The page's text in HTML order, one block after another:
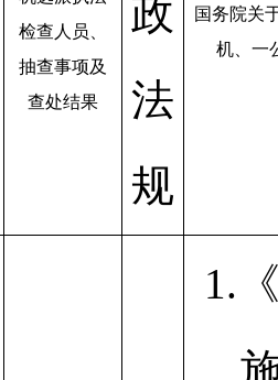
检查人员、
抽查事项及
查处结果
政
法
规
国务院关
机、一
1.